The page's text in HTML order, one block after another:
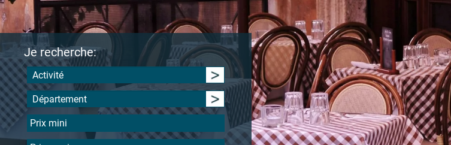
Je recherche:
Activité
Département